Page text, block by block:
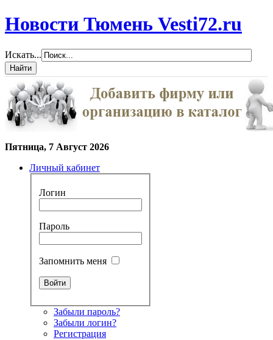
Новости Тюмень Vesti72.ru
Искать...
Пятница, 7 Август 2026
Личный кабинет
Логин
Пароль
Запомнить меня
Забыли пароль?
Забыли логин?
Регистрация